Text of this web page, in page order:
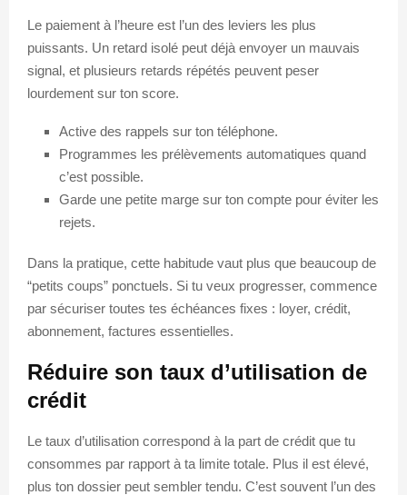
Le paiement à l’heure est l’un des leviers les plus
puissants. Un retard isolé peut déjà envoyer un mauvais
signal, et plusieurs retards répétés peuvent peser
lourdement sur ton score.
Active des rappels sur ton téléphone.
Programmes les prélèvements automatiques quand
c’est possible.
Garde une petite marge sur ton compte pour éviter les
rejets.
Dans la pratique, cette habitude vaut plus que beaucoup de
“petits coups” ponctuels. Si tu veux progresser, commence
par sécuriser toutes tes échéances fixes : loyer, crédit,
abonnement, factures essentielles.
Réduire son taux d’utilisation de
crédit
Le taux d’utilisation correspond à la part de crédit que tu
consommes par rapport à ta limite totale. Plus il est élevé,
plus ton dossier peut sembler tendu. C’est souvent l’un des